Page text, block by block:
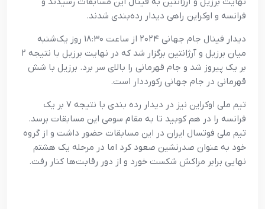
فرانسه و اوکراین راهی دیدار رده‌بندی شدند.
دیدار فینال جام جهانی ۲۰۲۴ از ساعت ۱۸:۳۰ روز یک‌شنبه
میان برزیل و آرژانتین برگزار شد که در نهایت برزیل با نتیجه ۲
بر یک پیروز شد و جام قهرمانی را بالای سر برد. برزیل با شش
قهرمانی در جام جهانی رکورددار است.
تیم ملی اوکراین نیز در دیدار رده بندی با نتیجه ۷ بر یک
فرانسه را در هم کوبید تا به مقام سومی این مسابقات برسد.
تیم ملی فوتسال ایران در این مسابقات حضور داشت و از گروه
خود به عنوان صدرنشین صعود کرد اما در مرحله یک هشتم
نهایی برابر مراکش شکست خورد و از دور رقابت‌ها کنار رفت‌.